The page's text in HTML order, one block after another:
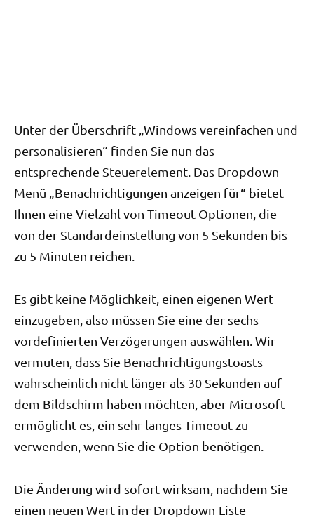
Unter der Überschrift „Windows vereinfachen und
personalisieren“ finden Sie nun das
entsprechende Steuerelement. Das Dropdown-
Menü „Benachrichtigungen anzeigen für“ bietet
Ihnen eine Vielzahl von Timeout-Optionen, die
von der Standardeinstellung von 5 Sekunden bis
zu 5 Minuten reichen.
Es gibt keine Möglichkeit, einen eigenen Wert
einzugeben, also müssen Sie eine der sechs
vordefinierten Verzögerungen auswählen. Wir
vermuten, dass Sie Benachrichtigungstoasts
wahrscheinlich nicht länger als 30 Sekunden auf
dem Bildschirm haben möchten, aber Microsoft
ermöglicht es, ein sehr langes Timeout zu
verwenden, wenn Sie die Option benötigen.
Die Änderung wird sofort wirksam, nachdem Sie
einen neuen Wert in der Dropdown-Liste